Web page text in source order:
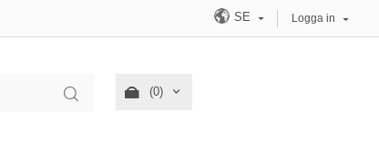
SE Logga in
(0)